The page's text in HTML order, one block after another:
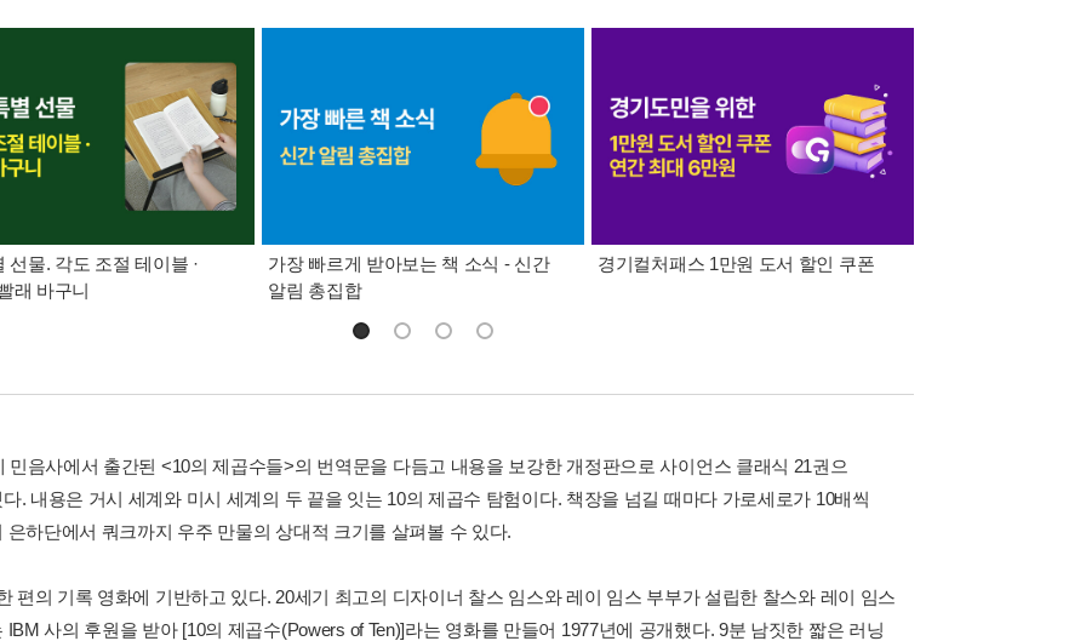
선물. 각도 조절 테이블 ·
래 바구니
가장 빠르게 받아보는 책 소식 - 신간
알림 총집합
경기컬처패스 1만원 도서 할인 쿠폰
민음사에서 출간된 <10의 제곱수들>의 번역문을 다듬고 내용을 보강한 개정판으로 사이언스 클래식 21권으
. 내용은 거시 세계와 미시 세계의 두 끝을 잇는 10의 제곱수 탐험이다. 책장을 넘길 때마다 가로세로가 10배씩
은하단에서 쿼크까지 우주 만물의 상대적 크기를 살펴볼 수 있다.
편의 기록 영화에 기반하고 있다. 20세기 최고의 디자이너 찰스 임스와 레이 임스 부부가 설립한 찰스와 레이 임스
IBM 사의 후원을 받아 [10의 제곱수(Powers of Ten)]라는 영화를 만들어 1977년에 공개했다. 9분 남짓한 짧은 러닝